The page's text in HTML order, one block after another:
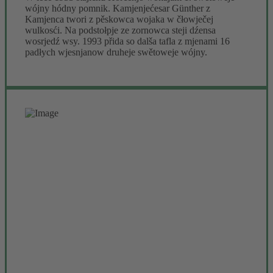
wójny hódny pomnik. Kamjenjećesar Günther z
Kamjenca twori z pěskowca wojaka w čłowječej
wulkosći. Na podstołpje ze zornowca steji dźensa
wosrjedź wsy. 1993 přida so dalša tafla z mjenami 16
padłych wjesnjanow druheje swětoweje wójny.